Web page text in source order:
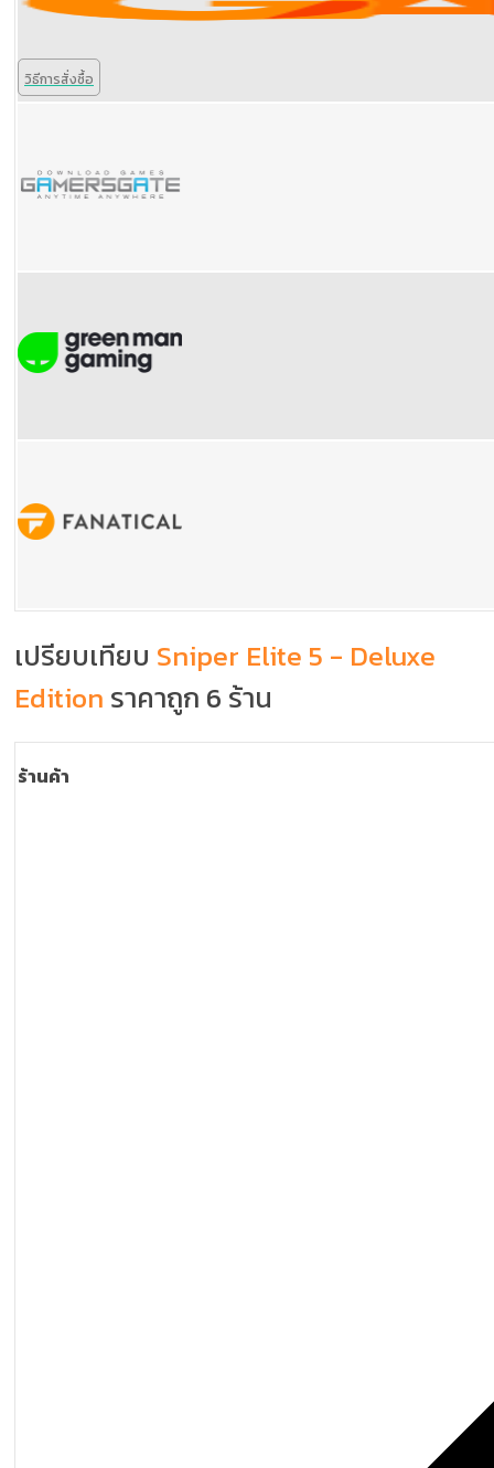
วิธีการสั่งซื้อ
เปรียบเทียบ Sniper Elite 5 - Deluxe
Edition ราคาถูก 6 ร้าน
ร้านค้า